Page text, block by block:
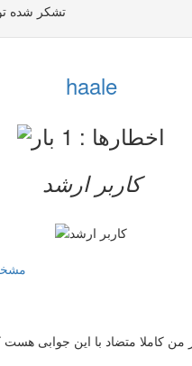
تشکر شده
haale
کاربر ارشد
من کاملا متضاد با این جوابی هست